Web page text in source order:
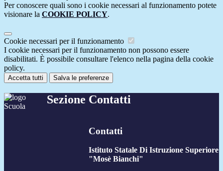
Per conoscere quali sono i cookie necessari al funzionamento potete
visionare la COOKIE POLICY.
Cookie necessari per il funzionamento
I cookie necessari per il funzionamento non possono essere
disabilitati. È possibile consultare l'elenco nella pagina della cookie
policy.
Accetta tutti Salva le preferenze
Sezione Contatti
Contatti
Istituto Statale Di Istruzione Superiore
"Mosè Bianchi"